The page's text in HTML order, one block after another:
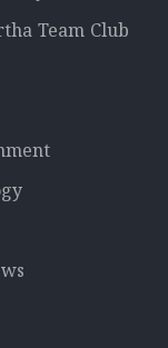
Team Club